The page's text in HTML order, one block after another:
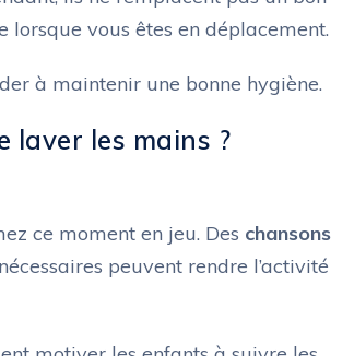
vous êtes en déplacement.
à maintenir une bonne hygiène.
laver les mains ?
ce moment en jeu. Des chansons
peuvent rendre l’activité